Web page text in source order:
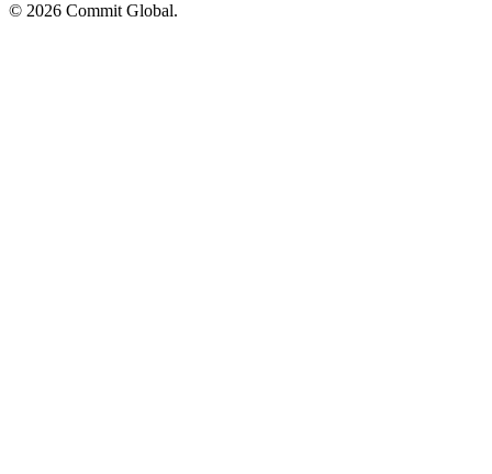
© 2026 Commit Global.